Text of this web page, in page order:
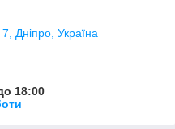
Дніпро, Україна
18:00